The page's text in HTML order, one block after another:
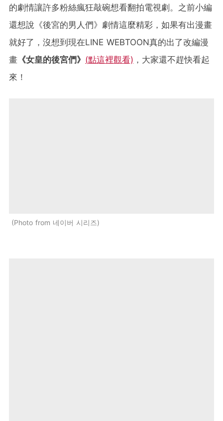
的劇情讓許多粉絲瘋狂敲碗想看翻拍電視劇。之前小編
還想說《後宮的男人們》劇情這麼精彩，如果有出漫畫
就好了，沒想到現在LINE WEBTOON真的出了改編漫
畫 《女皇的後宮們》 (點這裡觀看) ，大家還不趕快看起
來！
Photo from 네이버 시리즈